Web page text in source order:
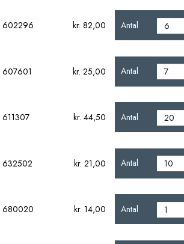
602296 kr. 82,00 Antal
607601 kr. 25,00 Antal
611307 kr. 44,50 Antal
632502 kr. 21,00 Antal
680020 kr. 14,00 Antal